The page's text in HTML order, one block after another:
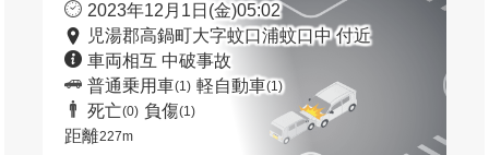
2023年12月1日(金)05:02
児湯郡高鍋町大字蚊口浦蚊口中 付近
車両相互 中破事故
普通乗用車(1) 軽自動車(1)
死亡(0) 負傷(1)
距離227m